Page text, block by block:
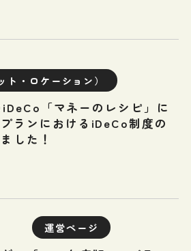
ト・ロケーション）
iDeCo「マネーのレシピ」に
ランにおけるiDeCo制度の
した！
運営ページ